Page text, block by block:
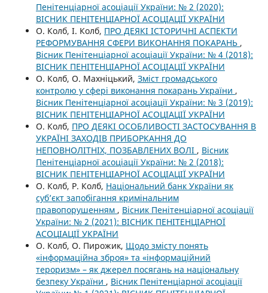
Пенітенціарної асоціації України: № 2 (2020):
ВІСНИК ПЕНІТЕНЦІАРНОЇ АСОЦІАЦІЇ УКРАЇНИ
О. Колб, І. Колб, ПРО ДЕЯКІ ІСТОРИЧНІ АСПЕКТИ
РЕФОРМУВАННЯ СФЕРИ ВИКОНАННЯ ПОКАРАНЬ ,
Вісник Пенітенціарної асоціації України: № 4 (2018):
ВІСНИК ПЕНІТЕНЦІАРНОЇ АСОЦІАЦІЇ УКРАЇНИ
О. Колб, О. Махніцький, Зміст громадського
контролю у сфері виконання покарань України ,
Вісник Пенітенціарної асоціації України: № 3 (2019):
ВІСНИК ПЕНІТЕНЦІАРНОЇ АСОЦІАЦІЇ УКРАЇНИ
О. Колб, ПРО ДЕЯКІ ОСОБЛИВОСТІ ЗАСТОСУВАННЯ В
УКРАЇНІ ЗАХОДІВ ПРИБОРКАННЯ ДО
НЕПОВНОЛІТНІХ, ПОЗБАВЛЕНИХ ВОЛІ , Вісник
Пенітенціарної асоціації України: № 2 (2018):
ВІСНИК ПЕНІТЕНЦІАРНОЇ АСОЦІАЦІЇ УКРАЇНИ
О. Колб, Р. Колб, Національний банк України як
суб’єкт запобігання кримінальним
правопорушенням , Вісник Пенітенціарної асоціації
України: № 2 (2021): ВІСНИК ПЕНІТЕНЦІАРНОЇ
АСОЦІАЦІЇ УКРАЇНИ
О. Колб, О. Пирожик, Щодо змісту понять
«інформаційна зброя» та «інформаційний
тероризм» – як джерел посягань на національну
безпеку України , Вісник Пенітенціарної асоціації